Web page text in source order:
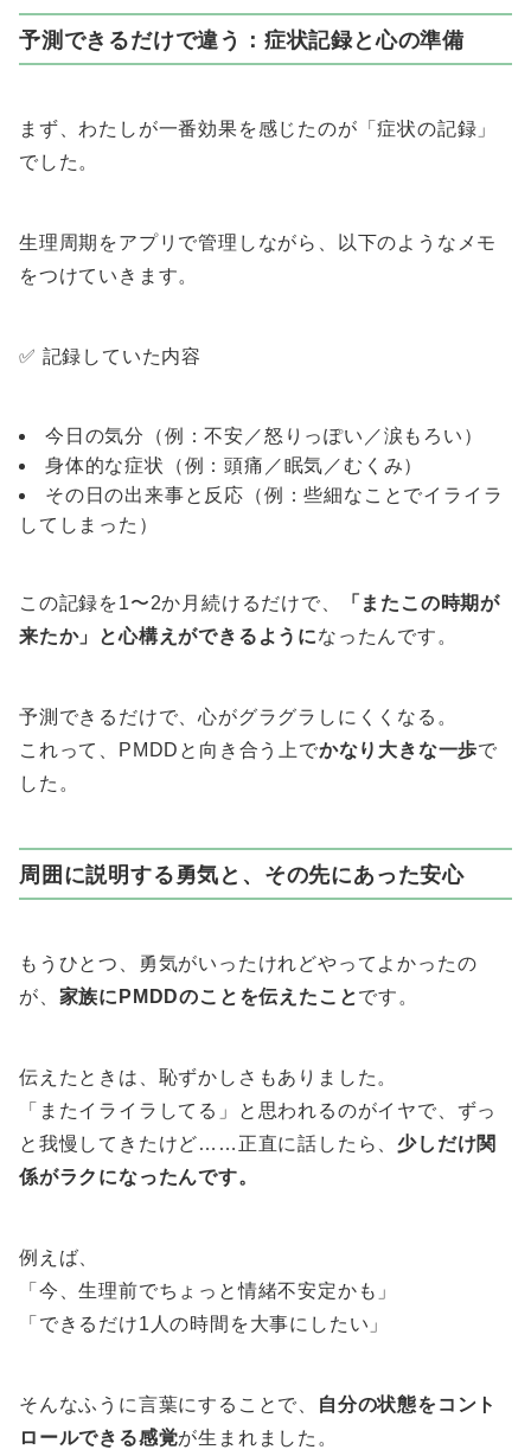
予測できるだけで違う：症状記録と心の準備
まず、わたしが一番効果を感じたのが「症状の記録」
でした。
生理周期をアプリで管理しながら、以下のようなメモ
をつけていきます。
✅ 記録していた内容
今日の気分（例：不安／怒りっぽい／涙もろい）
身体的な症状（例：頭痛／眠気／むくみ）
その日の出来事と反応（例：些細なことでイライラ
してしまった）
この記録を1〜2か月続けるだけで、
「またこの時期が
来たか」と心構えができるようになったんです。
予測できるだけで、心がグラグラしにくくなる。
これって、PMDDと向き合う上でかなり大きな一歩で
した。
周囲に説明する勇気と、その先にあった安心
もうひとつ、勇気がいったけれどやってよかったの
が、 家族にPMDDのことを伝えたことです。
伝えたときは、恥ずかしさもありました。
「またイライラしてる」と思われるのがイヤで、ずっ
と我慢してきたけど……正直に話したら、 少しだけ関
係がラクになったんです。
例えば、
「今、生理前でちょっと情緒不安定かも」
「できるだけ1人の時間を大事にしたい」
そんなふうに言葉にすることで、
自分の状態をコント
ロールできる感覚が生まれました。